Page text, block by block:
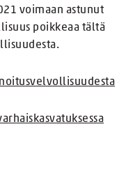
voimaan astunut
poikkeaa tältä